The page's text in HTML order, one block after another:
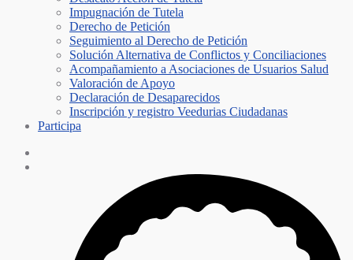
Impugnación de Tutela
Derecho de Petición
Seguimiento al Derecho de Petición
Solución Alternativa de Conflictos y Conciliaciones
Acompañamiento a Asociaciones de Usuarios Salud
Valoración de Apoyo
Declaración de Desaparecidos
Inscripción y registro Veedurias Ciudadanas
Participa